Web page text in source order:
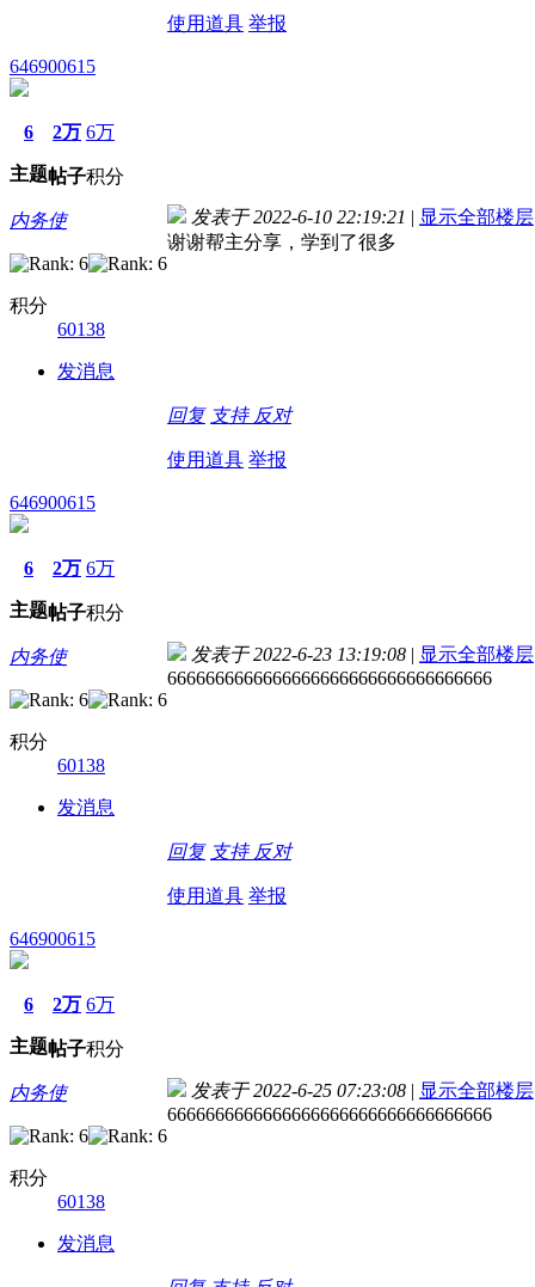
使用道具 举报
646900615
6
主题
2万
帖子
6万
积分
内务使
积分
60138
发消息
发表于 2022-6-10 22:19:21 | 显示全部楼层
谢谢帮主分享，学到了很多
回复 支持 反对
使用道具 举报
646900615
6
主题
2万
帖子
6万
积分
内务使
积分
60138
发消息
发表于 2022-6-23 13:19:08 | 显示全部楼层
6666666666666666666666666666666666
回复 支持 反对
使用道具 举报
646900615
6
主题
2万
帖子
6万
积分
内务使
积分
60138
发消息
发表于 2022-6-25 07:23:08 | 显示全部楼层
6666666666666666666666666666666666